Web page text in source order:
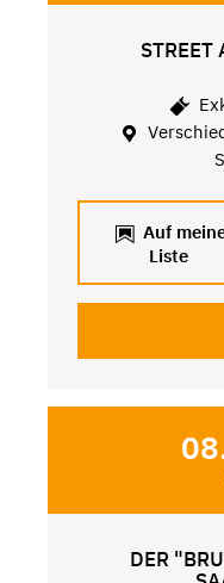
STREET
Auf
Liste
DER